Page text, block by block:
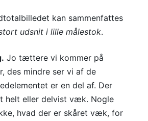
kan sammenfattes
udsnit i lille målestok.
Jo tættere vi kommer på
des mindre ser vi af de
er en del af. Der
helt eller delvist væk. Nogle
hvad der er skåret væk, for